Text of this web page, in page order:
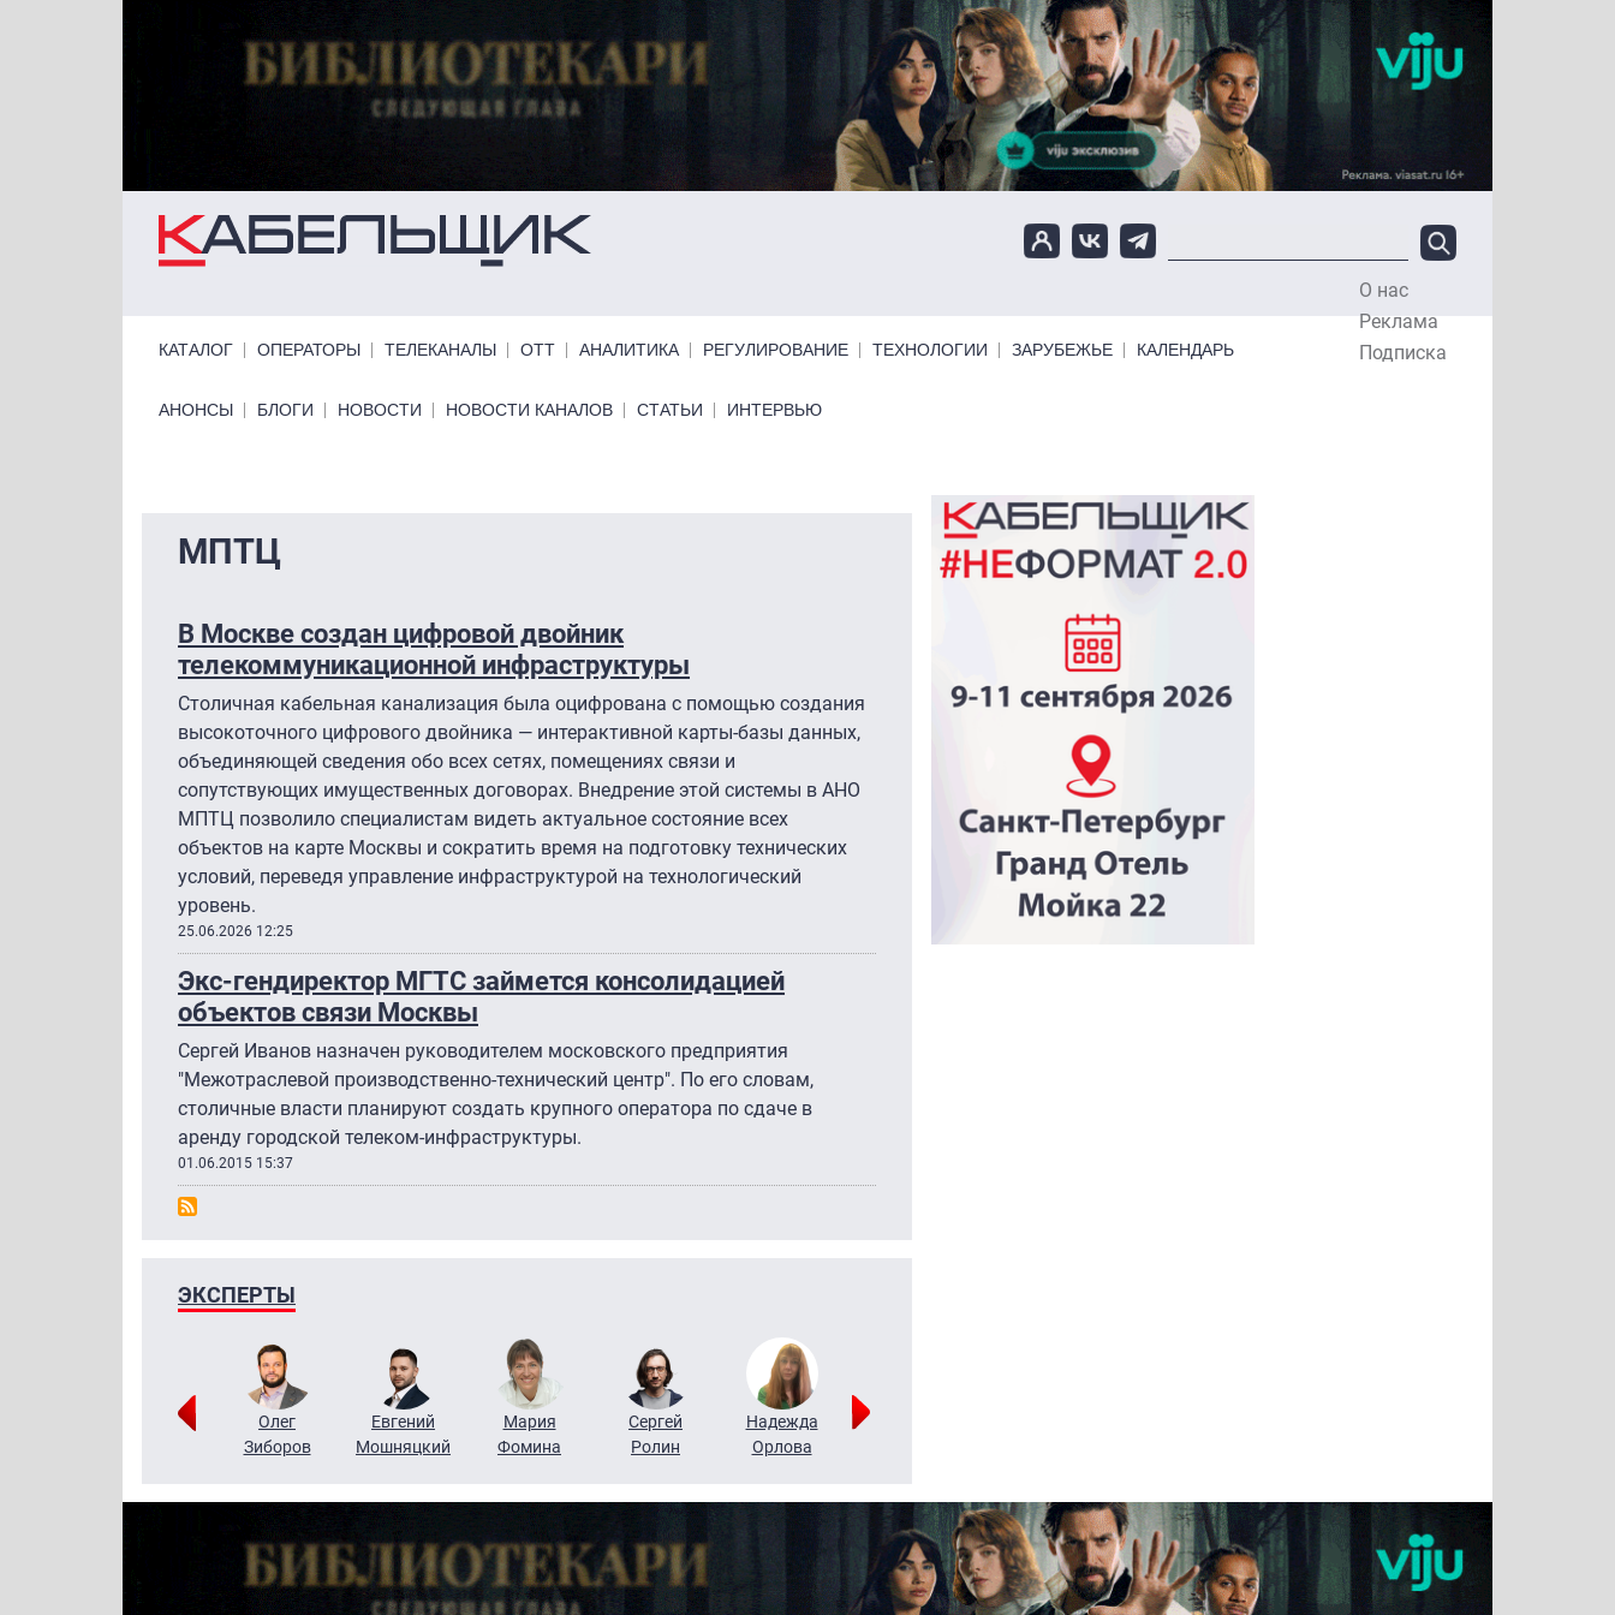
О нас
Реклама
Подписка
КАТАЛОГ ОПЕРАТОРЫ ТЕЛЕКАНАЛЫ ОТТ АНАЛИТИКА РЕГУЛИРОВАНИЕ ТЕХНОЛОГИИ ЗАРУБЕЖЬЕ КАЛЕНДАРЬ
Primary links bottom
АНОНСЫ БЛОГИ НОВОСТИ НОВОСТИ КАНАЛОВ СТАТЬИ ИНТЕРВЬЮ
МПТЦ
В Москве создан цифровой двойник
телекоммуникационной инфраструктуры
Столичная кабельная канализация была оцифрована с помощью создания
высокоточного цифрового двойника — интерактивной карты-базы данных,
объединяющей сведения обо всех сетях, помещениях связи и
сопутствующих имущественных договорах. Внедрение этой системы в АНО
МПТЦ позволило специалистам видеть актуальное состояние всех
объектов на карте Москвы и сократить время на подготовку технических
условий, переведя управление инфраструктурой на технологический
уровень.
25.06.2026 12:25
Экс-гендиректор МГТС займется консолидацией
объектов связи Москвы
Сергей Иванов назначен руководителем московского предприятия
"Межотраслевой производственно-технический центр". По его словам,
столичные власти планируют создать крупного оператора по сдаче в
аренду городской телеком-инфраструктуры.
01.06.2015 15:37
ЭКСПЕРТЫ
Григорий
Олег
Зиборов
Евгений
Мошняцкий
Мария
Фомина
Сергей
Ролин
Надежда
Орлова